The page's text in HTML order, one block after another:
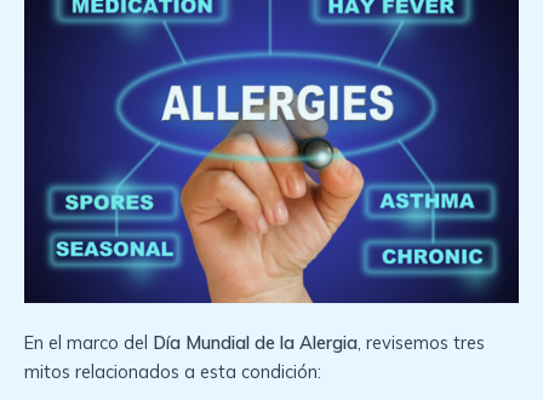
En el marco del Día Mundial de la Alergia, revisemos tres
mitos relacionados a esta condición: